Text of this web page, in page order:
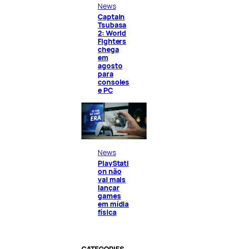
News
Captain
Tsubasa
2: World
Fighters
chega
em
agosto
para
consoles
e PC
News
PlayStati
on não
vai mais
lançar
games
em mídia
física